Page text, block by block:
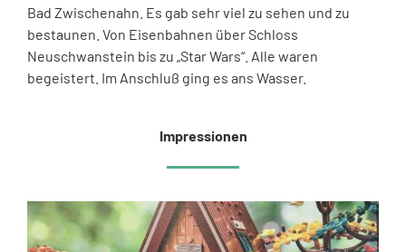
Bad Zwischenahn. Es gab sehr viel zu sehen und zu
bestaunen. Von Eisenbahnen über Schloss
Neuschwanstein bis zu „Star Wars“. Alle waren
begeistert. Im Anschluß ging es ans Wasser.
Impressionen